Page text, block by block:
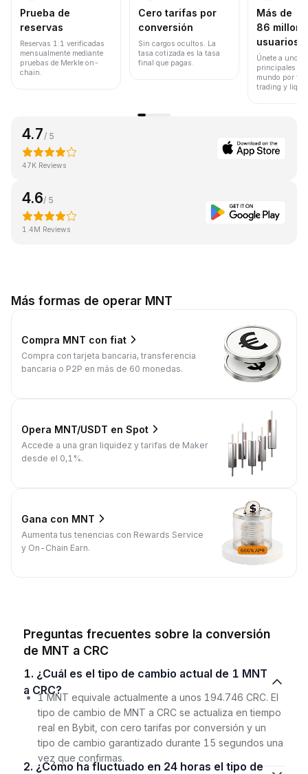
Prueba de
reservas
Reservas 1:1 verificadas
mensualmente mediante
pruebas de Merkle on-
chain.
Cero tarifas por
conversión
Sin cargos ocultos. La
tasa cotizada es la tasa
final que pagas.
Más de
86
usuarios
Únete a uno
principales
mundo por
trading y
4.7/ 5
47K Reviews
4.6/ 5
1.4M Reviews
Más formas de operar MNT
Compra MNT con fiat
Compra con tarjeta bancaria, transferencia
bancaria o P2P en más de 60 monedas.
Opera MNT/USDT en Spot
Accede a una gran liquidez y tarifas de Maker
desde el 0,1%.
Gana con MNT
Aumenta tus tenencias con Rewards Service
y On-Chain Earn.
Preguntas frecuentes sobre la conversión
de MNT a CRC
1. ¿Cuál es el tipo de cambio actual de 1 MNT
a CRC?
1 MNT equivale actualmente a unos 194.746 CRC. El
tipo de cambio de MNT a CRC se actualiza en tiempo
real en Bybit, con cero tarifas por conversión y un
tipo de cambio garantizado durante 15 segundos una
vez que confirmas.
2. ¿Cómo ha fluctuado en 24 horas el tipo de